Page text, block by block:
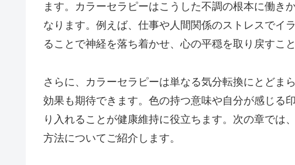
ます。カラーセラピーはこうした不調の根本に働き
なります。例えば、仕事や人間関係のストレスでイ
ることで神経を落ち着かせ、心の平穏を取り戻すこ
さらに、カラーセラピーは単なる気分転換にとどま
効果も期待できます。色の持つ意味や自分が感じる
り入れることが健康維持に役立ちます。次の章では
方法についてご紹介します。